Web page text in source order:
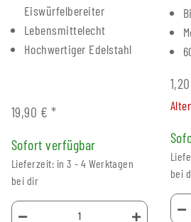
Eiswürfelbereiter
Lebensmittelecht
Hochwertiger Edelstahl
19,90 € *
Sofort verfügbar
Lieferzeit: in 3 - 4 Werktagen
bei dir
bei